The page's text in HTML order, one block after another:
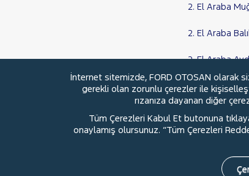
PARTNER
RENAULT
2. El Araba
2. El Araba
2. El Araba
2. El Araba
© 2026 Ford Türkiye
İnternet sitemizde, FORD OTOSAN olarak
gerekli olan zorunlu çerezler ile
rızanıza dayanan diğer
Tüm Çerezleri Kabul Et butonuna
onaylamış olursunuz. “Tüm Çerezleri